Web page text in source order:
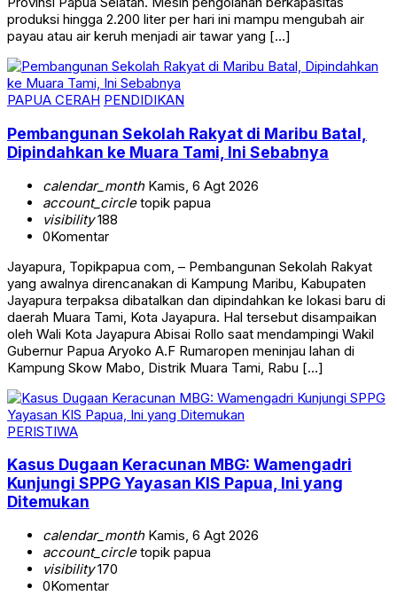
produksi hingga 2.200 liter per hari ini mampu mengubah air
payau atau air keruh menjadi air tawar yang […]
PAPUA CERAH PENDIDIKAN
Pembangunan Sekolah Rakyat di Maribu Batal,
Dipindahkan ke Muara Tami, Ini Sebabnya
calendar_monthKamis, 6 Agt 2026
account_circletopik papua
visibility188
0Komentar
Jayapura, Topikpapua com, – Pembangunan Sekolah Rakyat
yang awalnya direncanakan di Kampung Maribu, Kabupaten
Jayapura terpaksa dibatalkan dan dipindahkan ke lokasi baru di
daerah Muara Tami, Kota Jayapura. Hal tersebut disampaikan
oleh Wali Kota Jayapura Abisai Rollo saat mendampingi Wakil
Gubernur Papua Aryoko A.F Rumaropen meninjau lahan di
Kampung Skow Mabo, Distrik Muara Tami, Rabu […]
PERISTIWA
Kasus Dugaan Keracunan MBG: Wamengadri
Kunjungi SPPG Yayasan KIS Papua, Ini yang
Ditemukan
calendar_monthKamis, 6 Agt 2026
account_circletopik papua
visibility170
0Komentar